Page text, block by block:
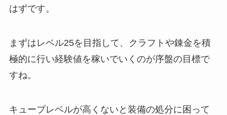
はずです。
まずはレベル25を目指して、クラフトや錬金を積
極的に行い経験値を稼いでいくのが序盤の目標で
すね。
キューブレベルが高くないと装備の処分に困って